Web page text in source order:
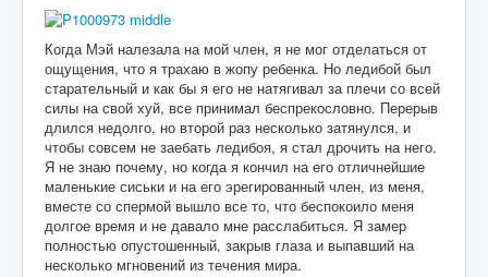
Когда Мэй налезала на мой член, я не мог отделаться от
ощущения, что я трахаю в жопу ребенка. Но ледибой был
старательный и как бы я его не натягивал за плечи со всей
силы на свой хуй, все принимал беспрекословно. Перерыв
длился недолго, но второй раз несколько затянулся, и
чтобы совсем не заебать ледибоя, я стал дрочить на него.
Я не знаю почему, но когда я кончил на его отличнейшие
маленькие сиськи и на его эрегированный член, из меня,
вместе со спермой вышло все то, что беспокоило меня
долгое время и не давало мне расслабиться. Я замер
полностью опустошенный, закрыв глаза и выпавший на
несколько мгновений из течения мира.